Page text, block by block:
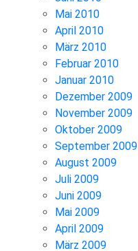
Mai 2010
April 2010
März 2010
Februar 2010
Januar 2010
Dezember 2009
November 2009
Oktober 2009
September 2009
August 2009
Juli 2009
Juni 2009
Mai 2009
April 2009
März 2009